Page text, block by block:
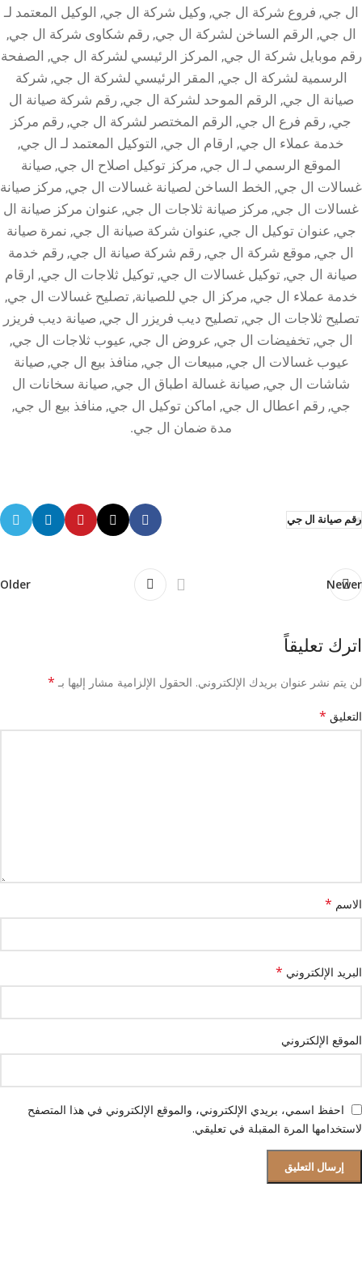
ال جي, فروع شركة ال جي, وكيل شركة ال جي, الوكيل المعتمد لـ
ال جي, الرقم الساخن لشركة ال جي, رقم شكاوى شركة ال جي,
رقم موبايل شركة ال جي, المركز الرئيسي لشركة ال جي, الصفحة
الرسمية لشركة ال جي, المقر الرئيسي لشركة ال جي, شركة
صيانة ال جي, الرقم الموحد لشركة ال جي, رقم شركة صيانة ال
جي, رقم فرع ال جي, الرقم المختصر لشركة ال جي, رقم مركز
خدمة عملاء ال جي, ارقام ال جي, التوكيل المعتمد لـ ال جي,
الموقع الرسمي لـ ال جي, مركز توكيل اصلاح ال جي, صيانة
غسالات ال جي, الخط الساخن لصيانة غسالات ال جي, مركز صيانة
غسالات ال جي, مركز صيانة ثلاجات ال جي, عنوان مركز صيانة ال
جي, عنوان توكيل ال جي, عنوان شركة صيانة ال جي, نمرة صيانة
ال جي, موقع شركة ال جي, رقم شركة صيانة ال جي, رقم خدمة
صيانة ال جي, توكيل غسالات ال جي, توكيل ثلاجات ال جي, ارقام
خدمة عملاء ال جي, مركز ال جي للصيانة, تصليح غسالات ال جي,
تصليح ثلاجات ال جي, تصليح ديب فريزر ال جي, صيانة ديب فريزر
ال جي, تخفيضات ال جي, عروض ال جي, عيوب ثلاجات ال جي,
عيوب غسالات ال جي, مبيعات ال جي, منافذ بيع ال جي, صيانة
شاشات ال جي, صيانة غسالة اطباق ال جي, صيانة سخانات ال
جي, رقم اعطال ال جي, اماكن توكيل ال جي, منافذ بيع ال جي,
مدة ضمان ال جي.
رقم صيانة ال جي
Newer
Older
اترك تعليقاً
لن يتم نشر عنوان بريدك الإلكتروني. الحقول الإلزامية مشار إليها بـ *
التعليق *
الاسم *
البريد الإلكتروني *
الموقع الإلكتروني
احفظ اسمي، بريدي الإلكتروني، والموقع الإلكتروني في هذا المتصفح
لاستخدامها المرة المقبلة في تعليقي.